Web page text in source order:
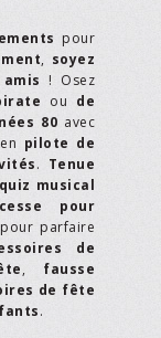
pour
, soyez
! Osez
ou de
80 avec
en pilote de
. Tenue
musical
pour
parfaire
de
, fausse
de fête
.